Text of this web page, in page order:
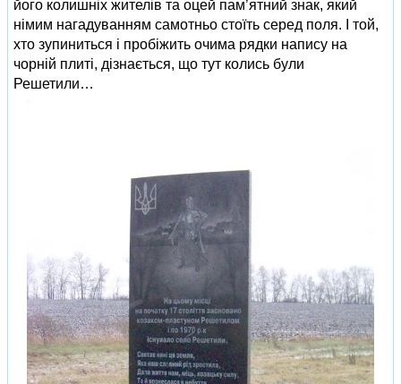
його колишніх жителів та оцей пам’ятний знак, який
німим нагадуванням самотньо стоїть серед поля. І той,
хто зупиниться і пробіжить очима рядки напису на
чорній плиті, дізнається, що тут колись були
Решетили…